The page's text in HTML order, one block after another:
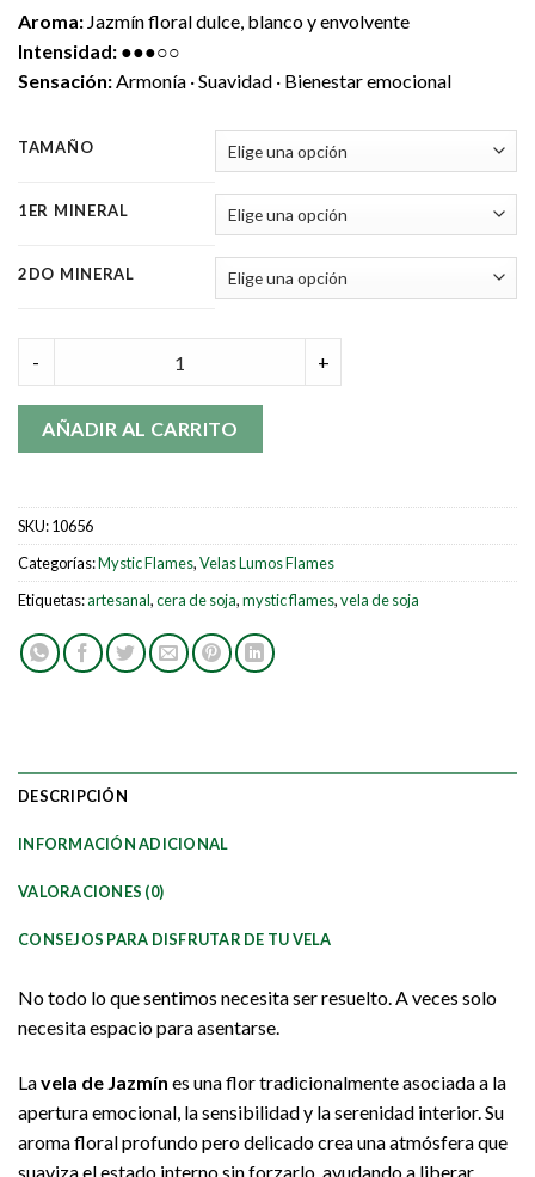
Aroma: Jazmín floral dulce, blanco y envolvente
Intensidad: ●●●○○
Sensación: Armonía · Suavidad · Bienestar emocional
TAMAÑO
1ER MINERAL
2DO MINERAL
- +
AÑADIR AL CARRITO
SKU:10656
Categorías:Mystic Flames,Velas Lumos Flames
Etiquetas:artesanal,cera de soja,mystic flames,vela de soja
DESCRIPCIÓN
INFORMACIÓN ADICIONAL
VALORACIONES (0)
CONSEJOS PARA DISFRUTAR DE TU VELA
No todo lo que sentimos necesita ser resuelto. A veces solo
necesita espacio para asentarse.
Lavela de Jazmín es una flor tradicionalmente asociada a la
apertura emocional, la sensibilidad y la serenidad interior. Su
aroma floral profundo pero delicado crea una atmósfera que
suaviza el estado interno sin forzarlo, ayudando a liberar